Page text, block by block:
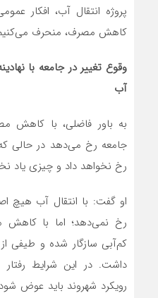
پروژه انتقال آب، افکار
کاهش مصرف، منحرف
وقوع تغییر در جامعه با
آب
به باور فاضلی، با کاهش
جامعه رخ می‌دهد در حالی
رخ نخواهد داد و چیزی یاد
او گفت: با انتقال آب هیچ
رخ نمی‌دهد؛ اما با
کم‌آبی سازگار شده و طیفی
داشت. در این شرایط رفتار
رویکرد شهروند باید عوض